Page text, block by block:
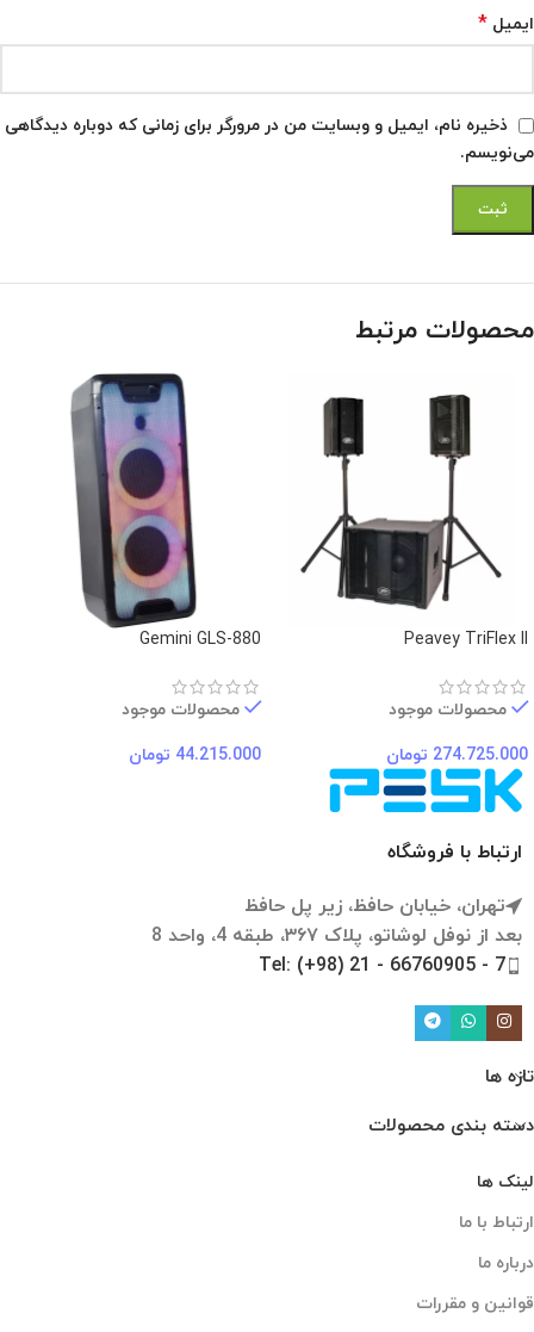
ایمیل *
ذخیره نام، ایمیل و وبسایت من در مرورگر برای زمانی که دوباره دیدگاهی
می‌نویسم.
محصولات مرتبط
Peavey TriFlex II
محصولات موجود
274.725.000 تومان
Gemini GLS-880
محصولات موجود
44.215.000 تومان
ارتباط با فروشگاه
تهران، خیابان حافظ، زیر پل حافظ
بعد از نوفل لوشاتو، پلاک ۳۶۷، طبقه 4، واحد 8
Tel: (+98) 21 - 66760905 - 7
تازه ها
دسته بندی محصولات
لینک ها
ارتباط با ما
درباره ما
قوانین و مقررات